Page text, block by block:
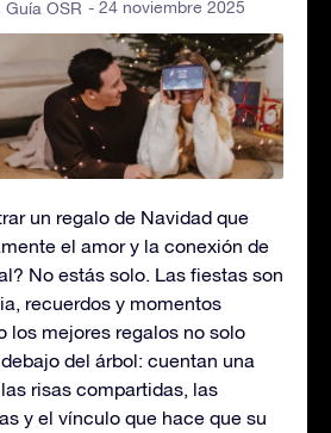
Guía OSR - 24 noviembre 2025
un regalo de Navidad que
el amor y la conexión de
No estás solo. Las fiestas son
recuerdos y momentos
los mejores regalos no solo
del árbol: cuentan una
risas compartidas, las
y el vínculo que hace que su